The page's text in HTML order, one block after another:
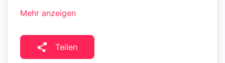
Mehr anzeigen
Teilen